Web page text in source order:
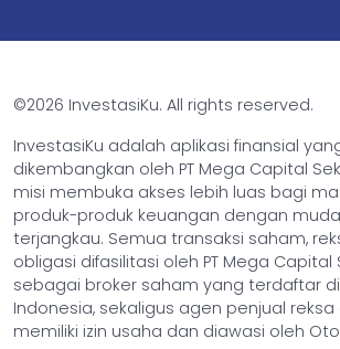
©2026 InvestasiKu. All rights reserved.
InvestasiKu adalah aplikasi finansial
dikembangkan oleh PT Mega Capital
misi membuka akses lebih luas bagi
produk-produk keuangan dengan
terjangkau. Semua transaksi saham,
obligasi difasilitasi oleh PT Mega Capital
sebagai broker saham yang terdaftar di
Indonesia, sekaligus agen penjual
memiliki izin usaha dan diawasi oleh